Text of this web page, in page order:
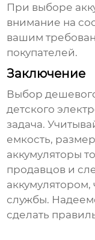
При выборе
внимание на
вашим
покупателей.
Заключение
Выбор
детского
задача.
емкость,
аккумуляторы
продавцов и
службы.
сделать